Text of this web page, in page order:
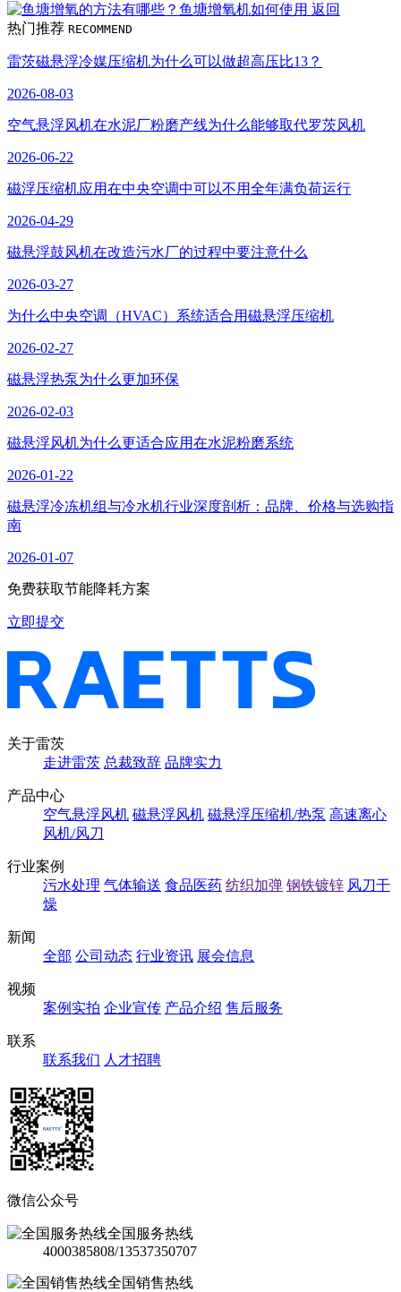
返回
热门推荐 RECOMMEND
雷茨磁悬浮冷媒压缩机为什么可以做超高压比13？
2026-08-03
空气悬浮风机在水泥厂粉磨产线为什么能够取代罗茨风机
2026-06-22
磁浮压缩机应用在中央空调中可以不用全年满负荷运行
2026-04-29
磁悬浮鼓风机在改造污水厂的过程中要注意什么
2026-03-27
为什么中央空调（HVAC）系统适合用磁悬浮压缩机
2026-02-27
磁悬浮热泵为什么更加环保
2026-02-03
磁悬浮风机为什么更适合应用在水泥粉磨系统
2026-01-22
磁悬浮冷冻机组与冷水机行业深度剖析：品牌、价格与选购指
南
2026-01-07
免费获取节能降耗方案
立即提交
关于雷茨
走进雷茨 总裁致辞 品牌实力
产品中心
空气悬浮风机 磁悬浮风机 磁悬浮压缩机/热泵 高速离心
风机/风刀
行业案例
污水处理 气体输送 食品医药 纺织加弹 钢铁镀锌 风刀干
燥
新闻
全部 公司动态 行业资讯 展会信息
视频
案例实拍 企业宣传 产品介绍 售后服务
联系
联系我们 人才招聘
微信公众号
全国服务热线
4000385808/13537350707
全国销售热线